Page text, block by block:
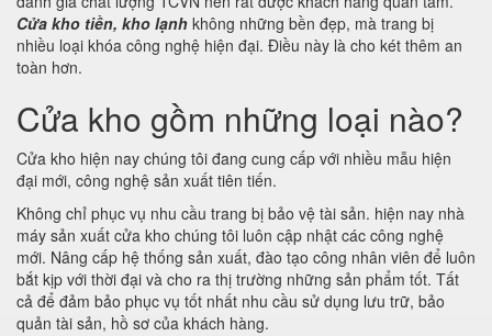
Cửa kho tiền, kho lạnh không những bền đẹp, mà trang bị
nhiều loại khóa công nghệ hiện đại. Điều này là cho két thêm an
toàn hơn.
Cửa kho gồm những loại nào?
Cửa kho hiện nay chúng tôi đang cung cấp với nhiều mẫu hiện
đại mới, công nghệ sản xuất tiên tiến.
Không chỉ phục vụ nhu cầu trang bị bảo vệ tài sản. hiện nay nhà
máy sản xuất cửa kho chúng tôi luôn cập nhật các công nghệ
mới. Nâng cấp hệ thống sản xuất, đào tạo công nhân viên để luôn
bắt kịp với thời đại và cho ra thị trường những sản phẩm tốt. Tất
cả để đảm bảo phục vụ tốt nhất nhu cầu sử dụng lưu trữ, bảo
quản tài sản, hồ sơ của khách hàng.